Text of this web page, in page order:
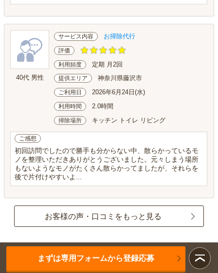
40代 男性
サービス内容 お掃除代行
評価
利用頻度 定期 月2回
提供エリア 神奈川県藤沢市
ご利用日 2026年6月24日(水)
利用時間 2.0時間
掃除場所 キッチン トイレ リビング
ご感想
初回訪問でしたので勝手も分からない中、散らかっているモ
ノを整理いただきありがとうございました。元々しまう場所
もないようなモノがたくさん散らかってましたが、それらを
後で片付けやすいよ...
お客様の声・口コミをもっと見る
まずは専用フォームから登録応募